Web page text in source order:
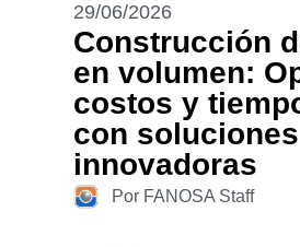
29/06/2026
Construcción
en volumen:
costos y
con soluciones
innovadoras
Por FANOSA Staff